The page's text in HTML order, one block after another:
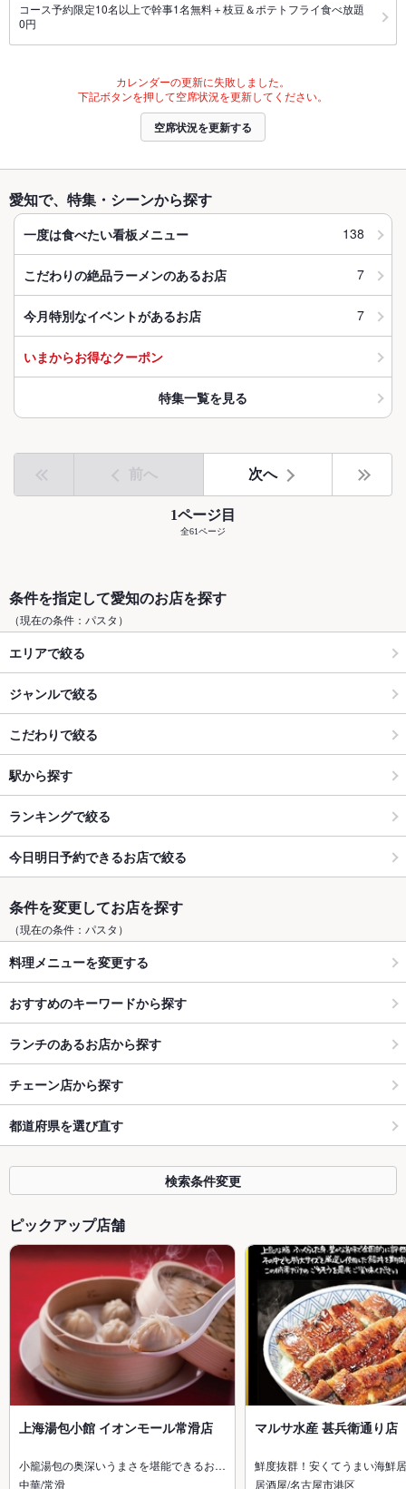
コース予約限定10名以上で幹事1名無料＋枝豆＆ポテトフライ食べ放題
0円
カレンダーの更新に失敗しました。
下記ボタンを押して空席状況を更新してください。
空席状況を更新する
愛知で、特集・シーンから探す
一度は食べたい看板メニュー 138
こだわりの絶品ラーメンのあるお店 7
今月特別なイベントがあるお店 7
いまからお得なクーポン
特集一覧を見る
前へ 次へ
1ページ目
全61ページ
条件を指定して愛知のお店を探す
（現在の条件：パスタ）
エリアで絞る
ジャンルで絞る
こだわりで絞る
駅から探す
ランキングで絞る
今日明日予約できるお店で絞る
条件を変更してお店を探す
（現在の条件：パスタ）
料理メニューを変更する
おすすめのキーワードから探す
ランチのあるお店から探す
チェーン店から探す
都道府県を選び直す
検索条件変更
ピックアップ店舗
上海湯包小館 イオンモール常滑店
小籠湯包の奥深いうまさを堪能できるお…
中華/常滑
マルサ水産 甚兵衛通り店
鮮度抜群！安くてうまい海鮮
居酒屋/名古屋市港区